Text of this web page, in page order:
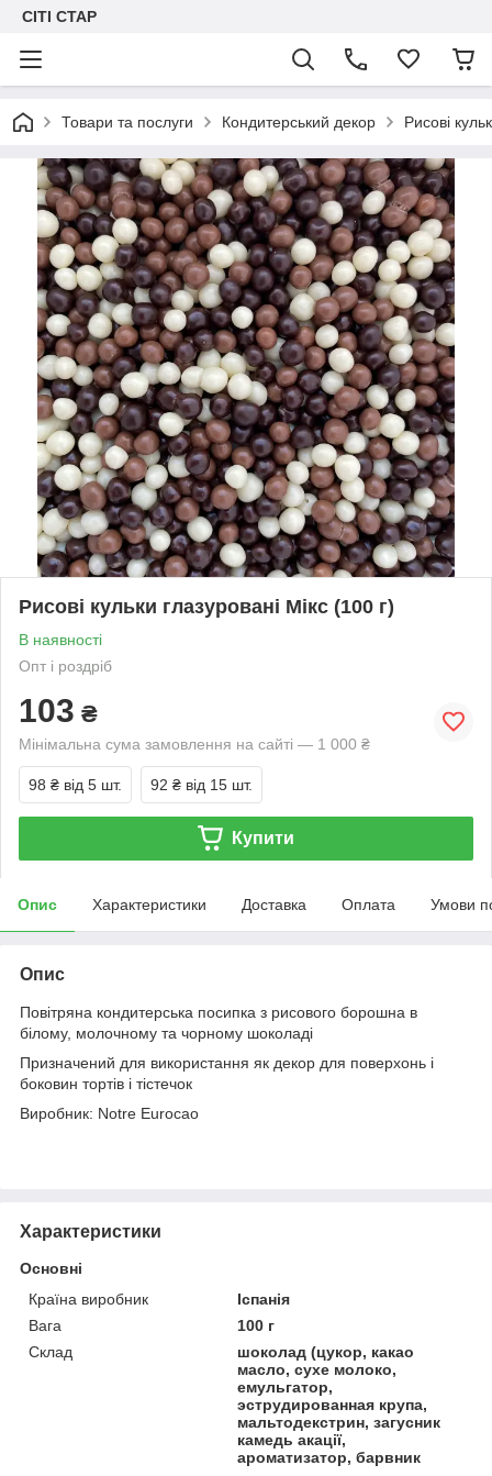
СІТІ СТАР
Товари та послуги Кондитерський декор Рисові
Рисові кульки глазуровані Мікс (100 г)
В наявності
Опт і роздріб
103 ₴
Мінімальна сума замовлення на сайті — 1 000 ₴
98 ₴ від 5 шт. 92 ₴ від 15 шт.
Купити
Опис Характеристики Доставка Оплата Умови
Опис
Повітряна кондитерська посипка з рисового борошна в
білому, молочному та чорному шоколаді
Призначений для використання як декор для поверхонь і
боковин тортів і тістечок
Виробник: Notre Eurocao
Характеристики
Основні
Країна виробник
Іспанія
Вага
100 г
Склад
шоколад (цукор, какао
масло, сухе молоко,
емульгатор,
эструдированная крупа,
мальтодекстрин, загусник
камедь акації,
ароматизатор, барвник